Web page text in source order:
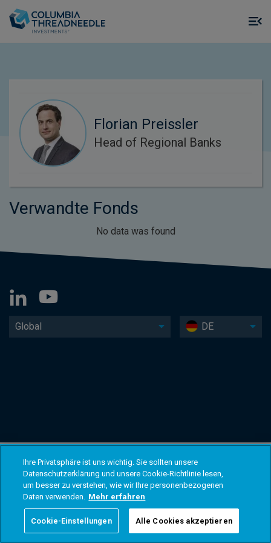
Florian Preissler
Head of Regional Banks
Verwandte Fonds
No data was found
Global DE
Ihre Privatsphäre ist uns wichtig. Sie sollten unsere
Datenschutzerklärung und unsere Cookie-Richtlinie lesen,
um besser zu verstehen, wie wir Ihre personenbezogenen
Daten verwenden. Mehr erfahren
Cookie-Einstellungen Alle Cookies akzeptieren